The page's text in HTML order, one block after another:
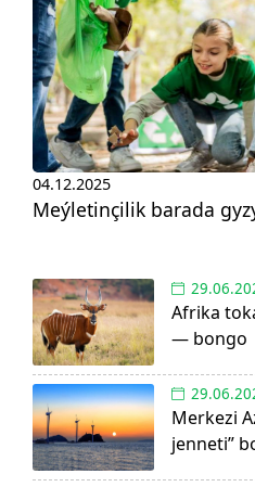
04.12.2025
Meýletinçilik barada
Afrika
— bongo
Merkezi
jenneti”